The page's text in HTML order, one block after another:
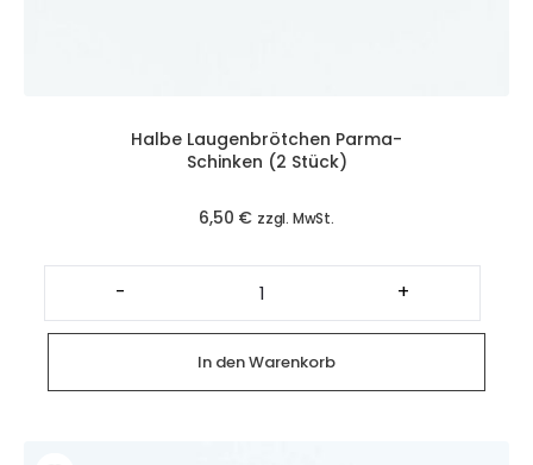
Halbe Laugenbrötchen Parma-
Schinken (2 Stück)
6,50 € zzgl. MwSt.
-
Halbe
Laugenbrötchen
Parma-
Schinken
(2
Stück)
Menge
+
In den Warenkorb